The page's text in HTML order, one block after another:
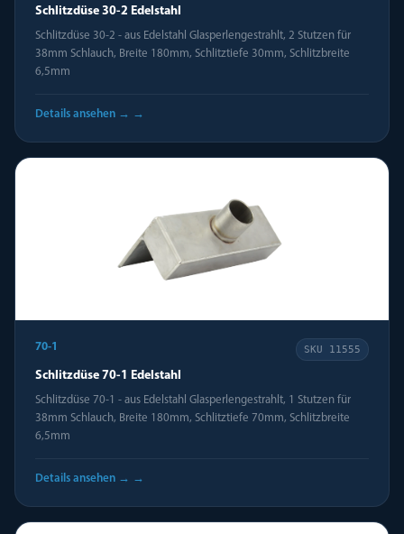
Schlitzdüse 30-2 Edelstahl
Schlitzdüse 30-2 - aus Edelstahl Glasperlengestrahlt, 2 Stutzen für
38mm Schlauch, Breite 180mm, Schlitztiefe 30mm, Schlitzbreite
6,5mm
Details ansehen → →
70-1 SKU 11555
Schlitzdüse 70-1 Edelstahl
Schlitzdüse 70-1 - aus Edelstahl Glasperlengestrahlt, 1 Stutzen für
38mm Schlauch, Breite 180mm, Schlitztiefe 70mm, Schlitzbreite
6,5mm
Details ansehen → →